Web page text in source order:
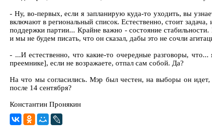
- Ну, во-первых, если я запланирую куда-то уходить, вы
включают в региональный список. Естественно, стоит
поддержки партии... Крайне важно - состояние
и мы не будем писать, что он сказал, дабы это не сочли
- ...И естественно, что какие-то очередные разговоры,
преемнике], если не возражаете, отпал сам собой. Да?
На что мы согласились. Мэр был честен, на выборы он идет,
после 14 сентября?
Константин Пронякин